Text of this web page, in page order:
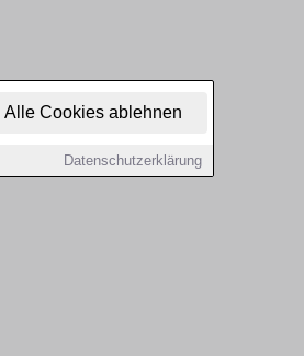
Alle Cookies ablehnen
Datenschutzerklärung